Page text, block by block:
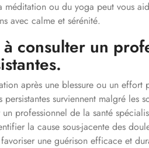
méditation ou du yoga peut vous
avec calme et sérénité.
à consulter un
après une blessure ou un effort
surviennent malgré les
professionnel de la santé
la cause sous-jacente des
une guérison efficace et